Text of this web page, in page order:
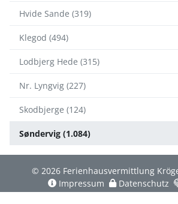
Hvide Sande (319)
Klegod (494)
Lodbjerg Hede (315)
Nr. Lyngvig (227)
Skodbjerge (124)
Søndervig (1.084)
© 2026 Ferienhausvermittlung
Impressum
Datenschutz